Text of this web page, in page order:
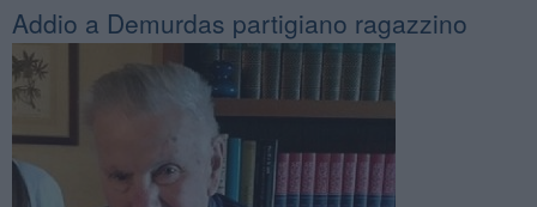
Addio a Demurdas partigiano ragazzino